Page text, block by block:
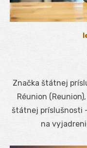
Značka štátnej
Réunion
štátnej príslušnosti
na